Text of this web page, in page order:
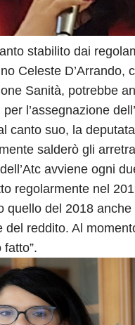
stabilito dai
Celeste D’Arrando,
Sanità, potrebbe
per l’assegnazione
canto suo, la
salderò gli
avviene ogni
regolarmente nel
quello del 2018
del reddito. Al